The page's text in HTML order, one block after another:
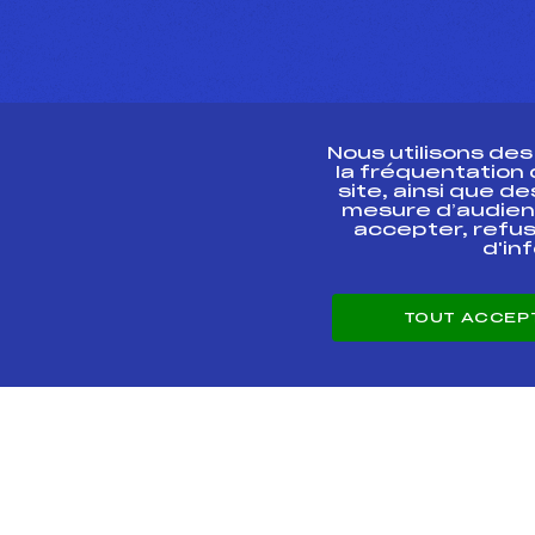
ESPACE PRESSE
Nous utilisons
la fréquentation
site, ainsi que
mesure
accepter,
TOUT